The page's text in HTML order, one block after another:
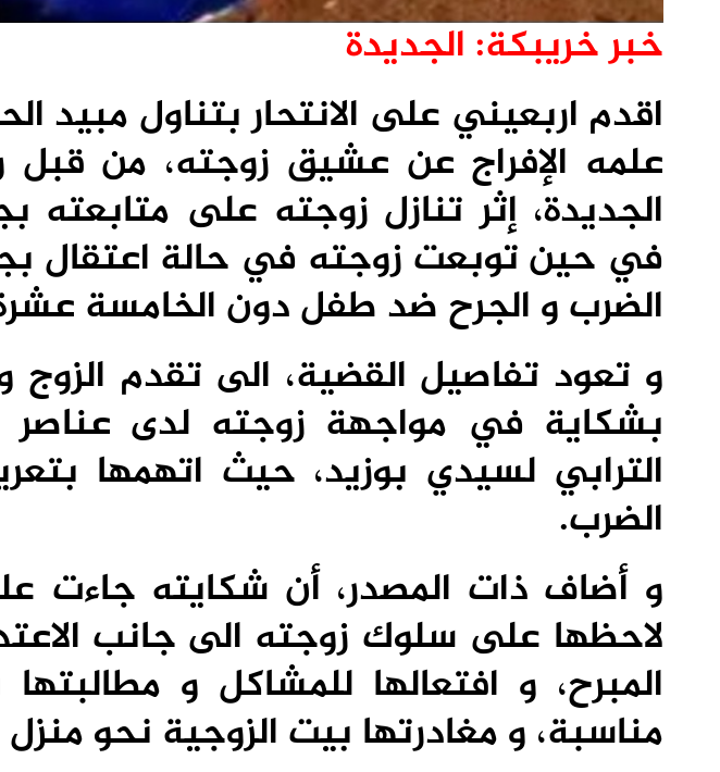
خبر خريبكة: الجديدة
اقدم اربعيني على الانتحار بتناول مبيد
علمه الإفراج عن عشيق زوجته، من قبل
الجديدة، إثر تنازل زوجته على متابعته
في حين توبعت زوجته في حالة اعتقال
الضرب و الجرح ضد طفل دون الخامسة
و تعود تفاصيل القضية، الى تقدم
بشكاية في مواجهة زوجته لدى عناصر
الترابي لسيدي بوزيد، حيث اتهمها
الضرب.
و أضاف ذات المصدر، أن شكايته جاءت
لاحظها على سلوك زوجته الى جانب
المبرح، و افتعالها للمشاكل و
مناسبة، ومغادرتها بيت الزوجية نحو منزل